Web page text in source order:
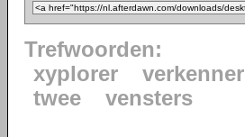
Trefwoorden:
xyplorer
verkenner
twee
vensters